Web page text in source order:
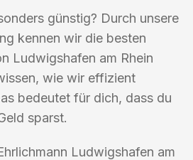
günstig? Durch unsere
kennen wir die besten
Ludwigshafen am Rhein
wie wir effizient
bedeutet für dich, dass du
sparst.
Ludwigshafen am